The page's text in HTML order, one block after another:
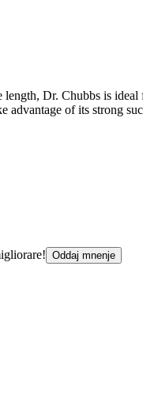
Dr. Chubbs is
of its strong
Oddaj mnenje